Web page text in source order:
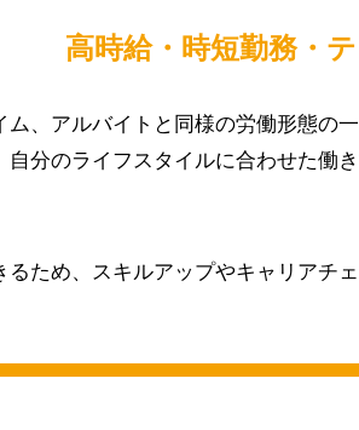
高時給・時短勤務・
、アルバイトと同様の労働形態の
⾃分のライフスタイルに合わせた働
ため、スキルアップやキャリアチ